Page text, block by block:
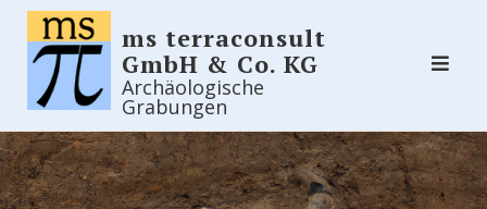
content
ms terraconsult
GmbH & Co. KG
Archäologische
Grabungen